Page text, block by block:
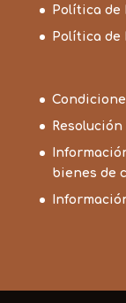
Política de
Política de
bienes de